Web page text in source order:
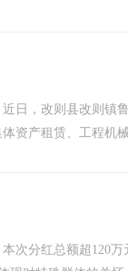
日，改则县改则镇
资产租赁、工程机
次分红总额超120